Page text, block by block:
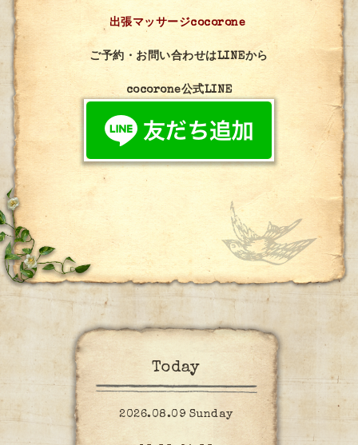
出張マッサージcocorone
ご予約・お問い合わせはLINEから
cocorone公式LINE
Today
2026.08.09 Sunday